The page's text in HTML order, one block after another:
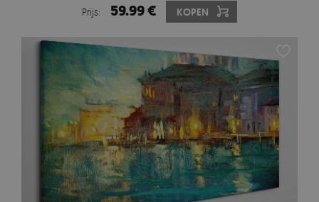
Prijs: 59.99 € KOPEN